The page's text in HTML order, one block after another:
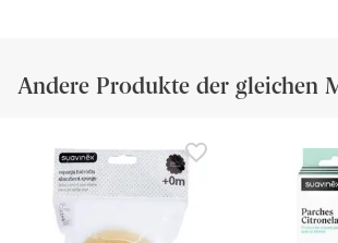
Andere Produkte der gleichen